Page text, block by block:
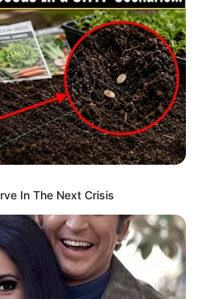
día
AL CANAL
recetas que estaremos
In The Next Crisis